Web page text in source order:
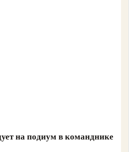
на подиум в команднике